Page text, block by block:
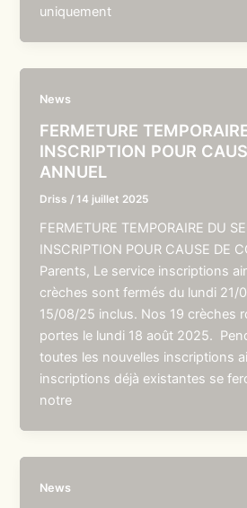
uniquement
News
FERMETURE
INSCRIPTION POUR
ANNUEL
Driss /14 juillet 2025
FERMETURE TEMPORAIRE DU
INSCRIPTION POUR CAUSE DE
Parents, Le service inscriptions
crèches sont fermés du lundi 21/
15/08/25 inclus. Nos 19 crèches
portes le lundi 18 août 2025.
toutes les nouvelles inscriptions
inscriptions déjà existantes se
notre
News